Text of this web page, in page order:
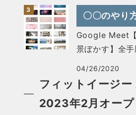
〇〇のやり
Google Meet
景ぼかす】全
04/26/2020
フィットイージー
2023年2月オープ